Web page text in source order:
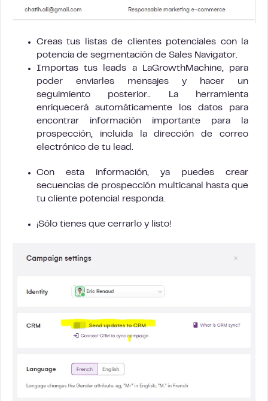
Creas tus listas de clientes potenciales con la
potencia de segmentación de Sales Navigator.
Importas tus leads a LaGrowthMachine, para
poder enviarles mensajes y hacer un
seguimiento posterior.. La herramienta
enriquecerá automáticamente los datos para
encontrar información importante para la
prospección, incluida la dirección de correo
electrónico de tu lead.
Con esta información, ya puedes crear
secuencias de prospección multicanal hasta que
tu cliente potencial responda.
¡Sólo tienes que cerrarlo y listo!